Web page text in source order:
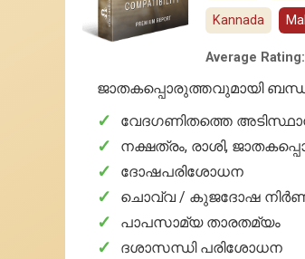
Kannada
Average Rating:
ജാതകപ്പൊരുത്തവുമായി
✓ വേദഗണിതത്തെ
✓ നക്ഷത്രം, രാശി,
✓ ദോഷപരിശോധന
✓ ചൊവ്വ / കുജദോഷ
✓ പാപസാമ്യ താരതമ്യം
✓ ദശാസന്ധി പരിശോധന